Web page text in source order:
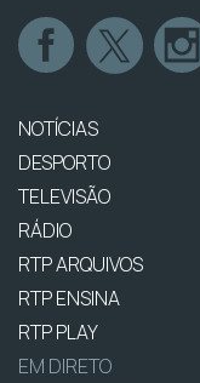
NOTÍCIAS
DESPORTO
TELEVISÃO
RÁDIO
RTP ARQUIVOS
RTP ENSINA
RTP PLAY
EM DIRETO